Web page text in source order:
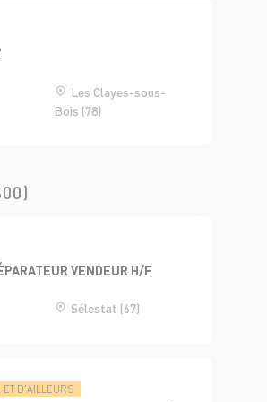
Les Clayes-sous-
Bois (78)
VENDEUR H/F
Sélestat (67)
ET D'AILLEURS